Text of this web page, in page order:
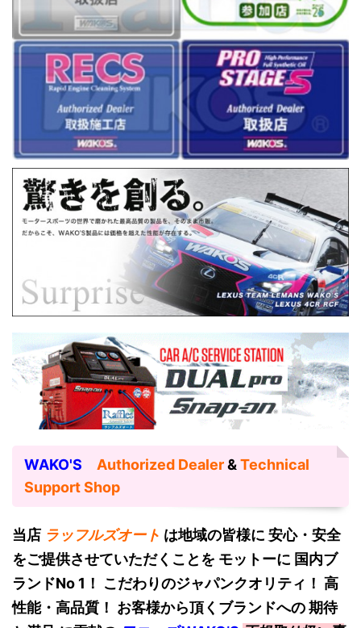
WAKO'S Authorized Dealer&Technical
Support Shop
当店 ラッフルズオート は地域の皆様に 安心・安全
をご提供させていただくことを モットーに 国内ブ
ランドNo 1！ こだわりのジャパンクオリティ！ 高
性能・高品質！ お客様から頂くブランドへの 期待